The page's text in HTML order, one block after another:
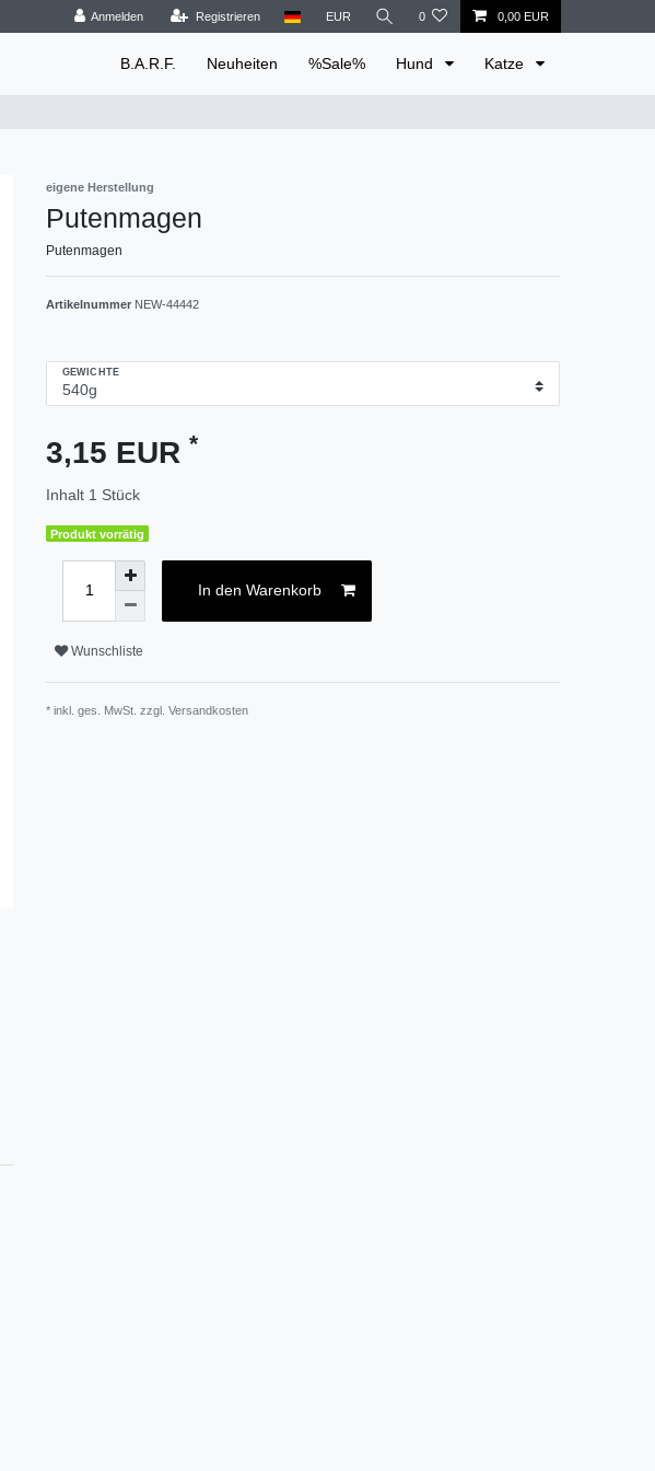
Anmelden Registrieren EUR 0 0,00 EUR
B.A.R.F. Neuheiten %Sale% Hund Katze
eigene Herstellung
Putenmagen
Putenmagen
Artikelnummer NEW-44442
GEWICHTE
3,15 EUR *
Inhalt 1 Stück
Produkt vorrätig
In den Warenkorb
Wunschliste
* inkl. ges. MwSt. zzgl. Versandkosten